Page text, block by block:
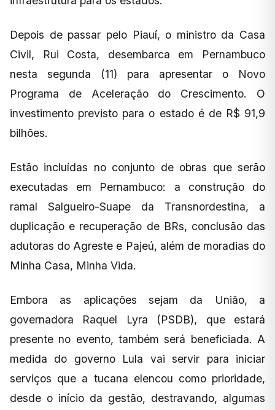
Depois de passar pelo Piauí, o ministro da Casa
Civil, Rui Costa, desembarca em Pernambuco
nesta segunda (11) para apresentar o Novo
Programa de Aceleração do Crescimento. O
investimento previsto para o estado é de R$ 91,9
bilhões.
Estão incluídas no conjunto de obras que serão
executadas em Pernambuco: a construção do
ramal Salgueiro-Suape da Transnordestina, a
duplicação e recuperação de BRs, conclusão das
adutoras do Agreste e Pajeú, além de moradias do
Minha Casa, Minha Vida.
Embora as aplicações sejam da União, a
governadora Raquel Lyra (PSDB), que estará
presente no evento, também será beneficiada. A
medida do governo Lula vai servir para iniciar
serviços que a tucana elencou como prioridade,
desde o início da gestão, destravando, algumas